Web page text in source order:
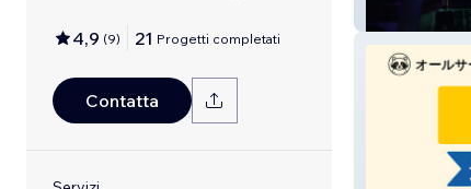
マーケティング
4,9 (9) 21 Progetti completati
Contatta
Dj S4tussy